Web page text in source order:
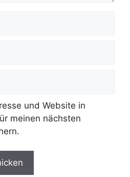
und Website in
meinen nächsten